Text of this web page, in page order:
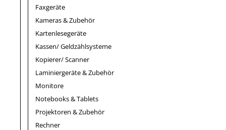
Faxgeräte
Kameras & Zubehör
Kartenlesegeräte
Kassen/ Geldzählsysteme
Kopierer/ Scanner
Laminiergeräte & Zubehör
Monitore
Notebooks & Tablets
Projektoren & Zubehör
Rechner